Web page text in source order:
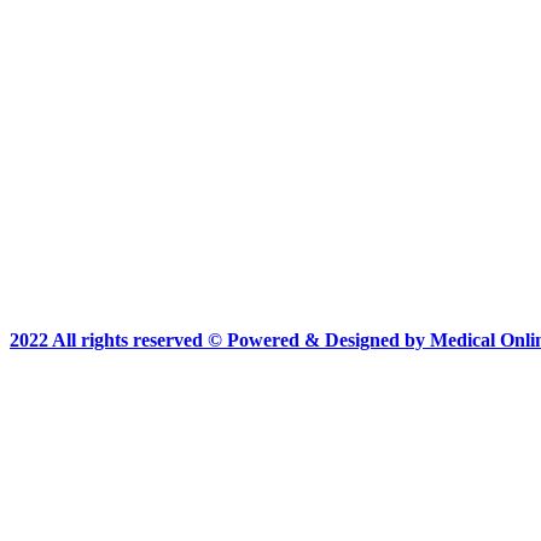
2022 All rights reserved © Powered & Designed by Medical